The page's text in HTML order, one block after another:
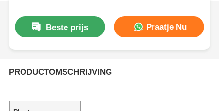
Beste prijs Praatje Nu
PRODUCTOMSCHRIJVING